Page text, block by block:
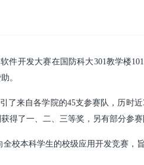
件开发大赛在国防科大301教学楼
。
了来自各学院的45支参赛队，历时
得了一、二、三等奖，另有部分参
校本科学生的校级应用开发竞赛